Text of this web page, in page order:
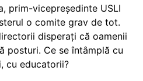
prim-vicepreședinte USLI
o comite grav de tot.
disperați că oamenii
posturi. Ce se întâmplă cu
cu educatorii?